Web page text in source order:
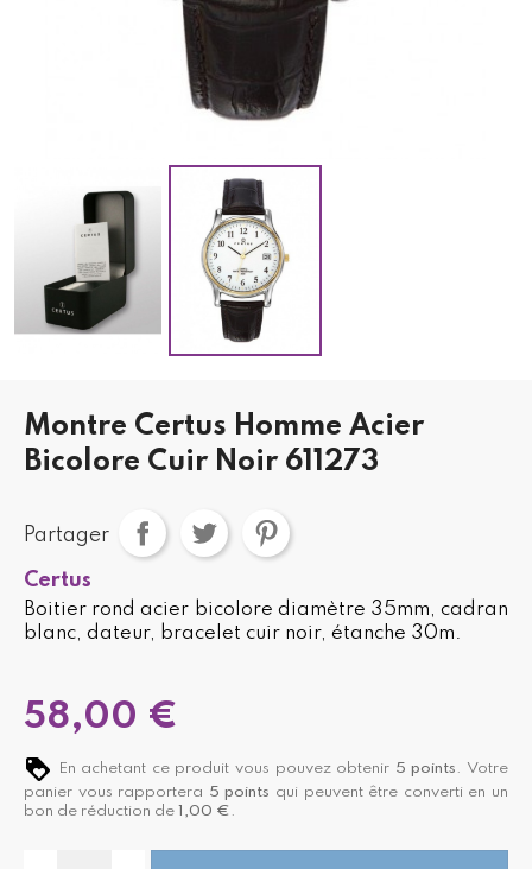
Montre Certus Homme Acier
Bicolore Cuir Noir 611273
Partager
Certus
Boitier rond acier bicolore diamètre 35mm, cadran
blanc, dateur, bracelet cuir noir, étanche 30m.
58,00 €
En achetant ce produit vous pouvez obtenir 5 points . Votre
panier vous rapportera 5 points qui peuvent être converti en un
bon de réduction de 1,00 € .